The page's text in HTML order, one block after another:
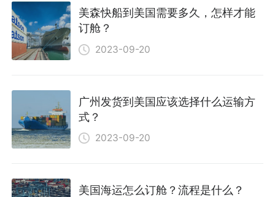
美森快船到美国需要多久，怎样才能
订舱？
2023-09-20
广州发货到美国应该选择什么运输方
式？
2023-09-20
美国海运怎么订舱？流程是什么？